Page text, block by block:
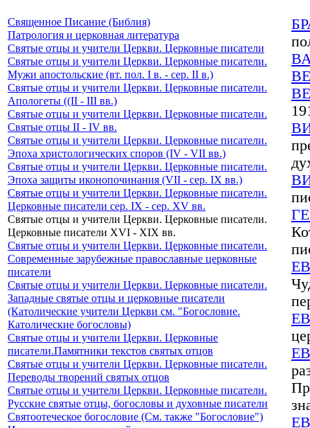
Священное Писание (Библия)
Патрология и церковная литература
Святые отцы и учители Церкви. Церковные писатели
Святые отцы и учители Церкви. Церковные писатели.
Мужи апостольские (вт. пол. I в. - сер. II в.)
Святые отцы и учители Церкви. Церковные писатели.
Апологеты ((II - III вв.)
Святые отцы и учители Церкви. Церковные писатели.
Святые отцы II - IV вв.
Святые отцы и учители Церкви. Церковные писатели.
Эпоха христологических споров (IV - VII вв.)
Святые отцы и учители Церкви. Церковные писатели.
Эпоха защиты иконопочинания (VII - сер. IX вв.)
Святые отцы и учители Церкви. Церковные писатели.
Церковные писатели сер. IX - сер. XV вв.
Святые отцы и учители Церкви. Церковные писатели.
Церковные писатели XVI - XIX вв.
Святые отцы и учители Церкви. Церковные писатели.
Современные зарубежные православные церковные
писатели
Святые отцы и учители Церкви. Церковные писатели.
Западные святые отцы и церковные писатели
(Католические учители Церкви см. "Богословие.
Католические богословы)
Святые отцы и учители Церкви. Церковные
писатели.Памятники текстов святых отцов
Святые отцы и учители Церкви. Церковные писатели.
Переводы творений святых отцов
Святые отцы и учители Церкви. Церковные писатели.
Русские святые отцы, богословы и духовные писатели
Святоотеческое богословие (См. также "Богословие")